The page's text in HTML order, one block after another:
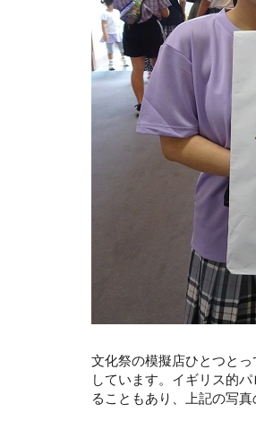
文化祭の模擬店ひとつと
しています。イギリス的
ることもあり、上記の写